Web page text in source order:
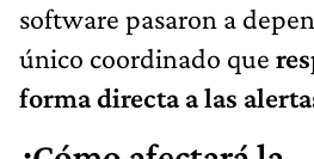
software pasaron a
único coordinado que
forma directa a las